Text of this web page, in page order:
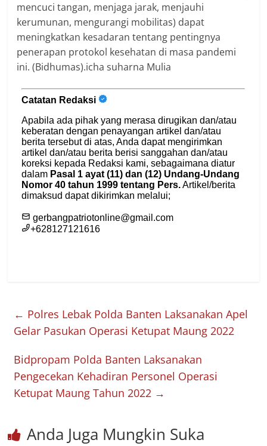
mencuci tangan, menjaga jarak, menjauhi
kerumunan, mengurangi mobilitas) dapat
meningkatkan kesadaran tentang pentingnya
penerapan protokol kesehatan di masa pandemi
ini. (Bidhumas).icha suharna Mulia
← Polres Lebak Polda Banten Laksanakan Apel
Gelar Pasukan Operasi Ketupat Maung 2022
Bidpropam Polda Banten Laksanakan
Pengecekan Kehadiran Personel Operasi
Ketupat Maung Tahun 2022 →
Anda Juga Mungkin Suka